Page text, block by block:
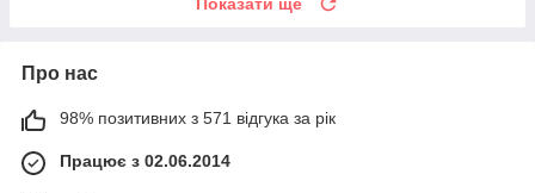
Показати ще
Про нас
98% позитивних з 571 відгука за рік
Працює з 02.06.2014